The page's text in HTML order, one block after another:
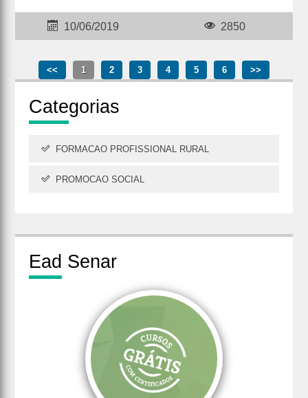
10/06/2019 2850
<< 1 2 3 4 5 6 >>
Categorias
FORMACAO PROFISSIONAL RURAL
PROMOCAO SOCIAL
Ead Senar